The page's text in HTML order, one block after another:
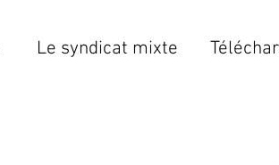
Le syndicat mixte